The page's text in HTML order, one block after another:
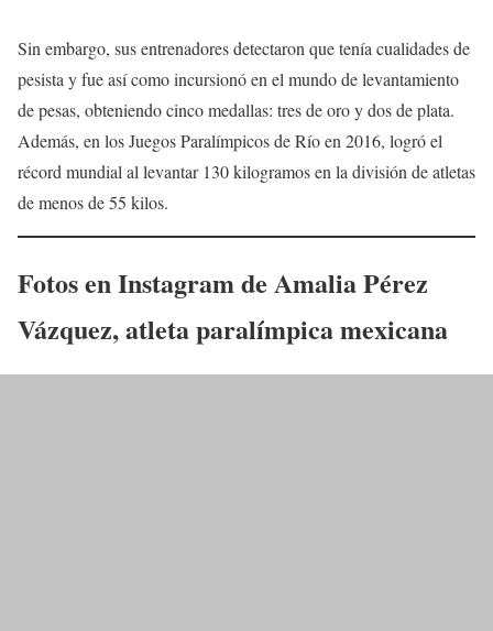
Sin embargo, sus entrenadores detectaron que tenía cualidades de
pesista y fue así como incursionó en el mundo de levantamiento
de pesas, obteniendo cinco medallas: tres de oro y dos de plata.
Además, en los Juegos Paralímpicos de Río en 2016, logró el
récord mundial al levantar 130 kilogramos en la división de atletas
de menos de 55 kilos.
Fotos en Instagram de Amalia Pérez
Vázquez, atleta paralímpica mexicana